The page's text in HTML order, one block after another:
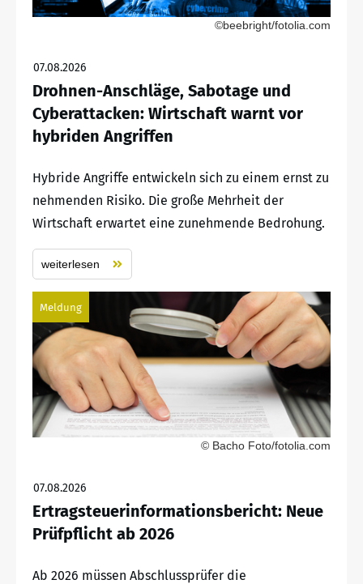
©beebright/fotolia.com
07.08.2026
Drohnen-Anschläge, Sabotage und
Cyberattacken: Wirtschaft warnt vor
hybriden Angriffen
Hybride Angriffe entwickeln sich zu einem ernst zu
nehmenden Risiko. Die große Mehrheit der
Wirtschaft erwartet eine zunehmende Bedrohung.
weiterlesen
Meldung
© Bacho Foto/fotolia.com
07.08.2026
Ertragsteuerinformationsbericht: Neue
Prüfpflicht ab 2026
Ab 2026 müssen Abschlussprüfer die